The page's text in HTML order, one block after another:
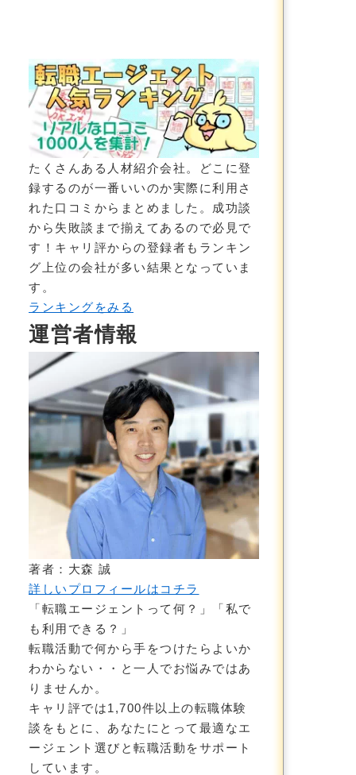
｜年収が600万円UPしました
たくさんある人材紹介会社。どこに登
録するのが一番いいのか実際に利用さ
れた口コミからまとめました。成功談
から失敗談まで揃えてあるので必見で
す！ キャリ評からの登録者もランキン
グ上位の会社が多い結果 となっていま
す。
ランキングをみる
運営者情報
著者：大森 誠
詳しいプロフィールはコチラ
「転職エージェントって何？」「私で
も利用できる？」
転職活動で何から手をつけたらよいか
わからない・・と一人でお悩みではあ
りませんか。
キャリ評では1,700件以上の転職体験
談をもとに、あなたにとって最適なエ
ージェント選びと転職活動をサポート
しています。